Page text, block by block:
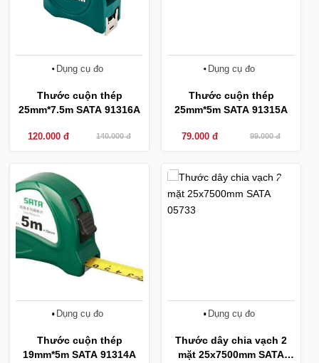
Dụng cụ đo
Thước cuộn thép
25mm*7.5m SATA 91316A
120.000 đ 140.000 đ
Dụng cụ đo
Thước cuộn thép
25mm*5m SATA 91315A
79.000 đ 99.000 đ
Dụng cụ đo
Thước cuộn thép
19mm*5m SATA 91314A
Dụng cụ đo
Thước dây chia vạch 2
mặt 25x7500mm SATA
-14%